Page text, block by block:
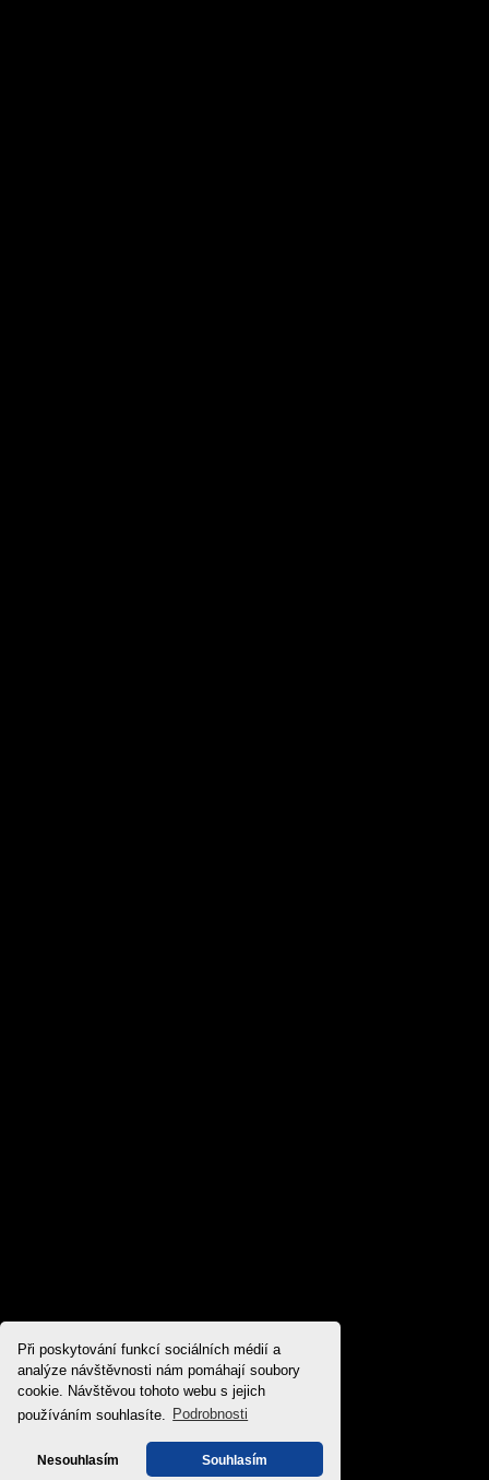
Při poskytování funkcí sociálních médií a
analýze návštěvnosti nám pomáhají soubory
cookie. Návštěvou tohoto webu s jejich
používáním souhlasíte.
Podrobnosti
Nesouhlasím Souhlasím